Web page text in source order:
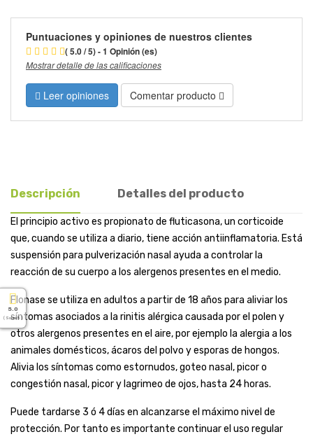
Puntuaciones y opiniones de nuestros clientes
( 5.0 / 5) - 1 Opinión (es)
Mostrar detalle de las calificaciones
Leer opiniones Comentar producto
Descripción Detalles del producto
El principio activo es propionato de fluticasona, un corticoide
que, cuando se utiliza a diario, tiene acción antiinflamatoria. Está
suspensión para pulverización nasal ayuda a controlar la
reacción de su cuerpo a los alergenos presentes en el medio.
Flonase se utiliza en adultos a partir de 18 años para aliviar los
síntomas asociados a la rinitis alérgica causada por el polen y
otros alergenos presentes en el aire, por ejemplo la alergia a los
animales domésticos, ácaros del polvo y esporas de hongos.
Alivia los síntomas como estornudos, goteo nasal, picor o
congestión nasal, picor y lagrimeo de ojos, hasta 24 horas.
Puede tardarse 3 ó 4 días en alcanzarse el máximo nivel de
protección. Por tanto es importante continuar el uso regular
5.0
( Sobre 5 )